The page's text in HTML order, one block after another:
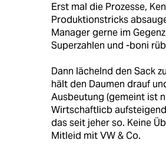
Erst mal die Prozesse,
Produktionstricks
Manager gerne im
Superzahlen und -boni
Dann lächelnd den Sack
hält den Daumen drauf
Ausbeutung (gemeint ist
Wirtschaftlicb
das seit jeher so. Keine
Mitleid mit VW & Co.